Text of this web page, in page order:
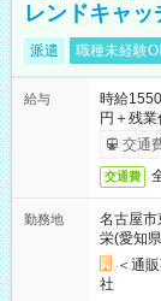
レンドキャ
派遣 職種未経験
給与
時給
円＋残業
交通
交通費
勤務地
名古屋市
栄(愛知
＜通
社